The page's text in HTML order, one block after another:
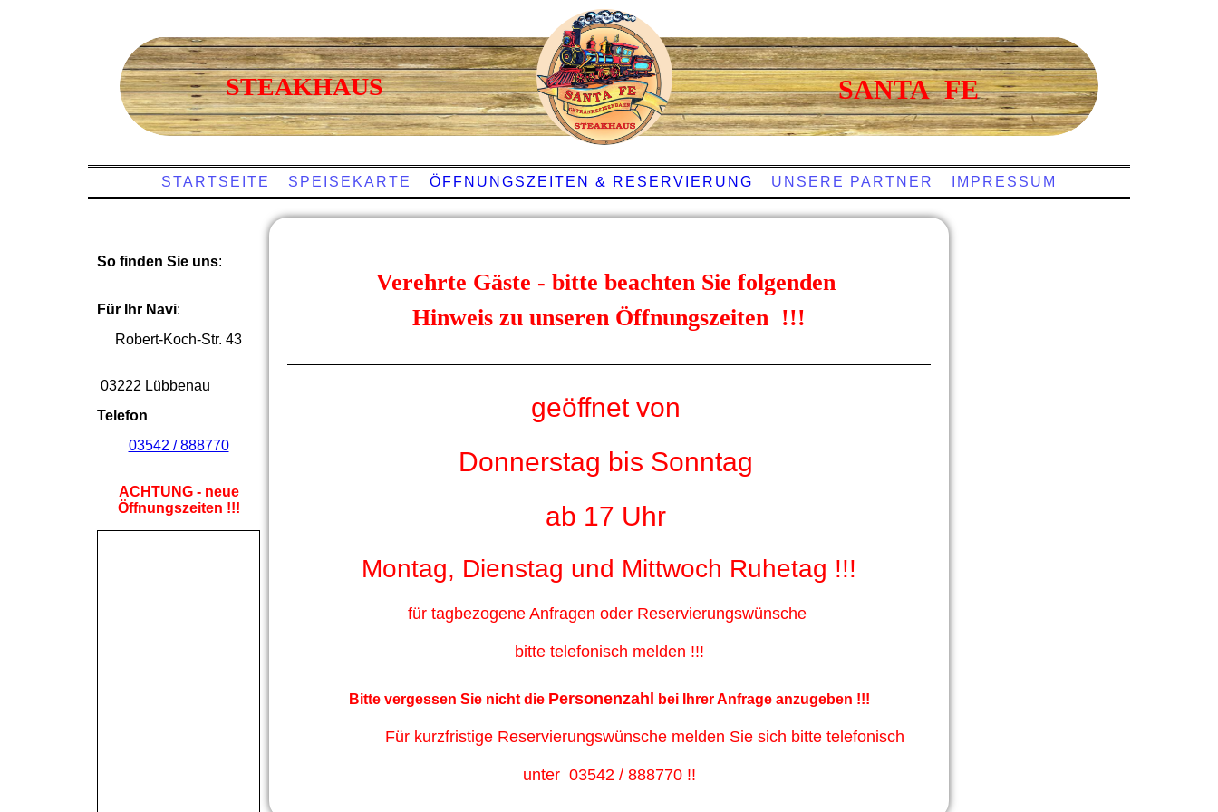
STEAKHAUS SANTA FE
STARTSEITE SPEISEKARTE ÖFFNUNGSZEITEN & RESERVIERUNG UNSERE PARTNER IMPRESSUM
Verehrte Gäste - bitte beachten Sie folgenden
Hinweis zu unseren Öffnungszeiten !!!
geöffnet von
Donnerstag bis Sonntag
ab 17 Uhr
Montag, Dienstag und Mittwoch Ruhetag !!!
für tagbezogene Anfragen oder Reservierungswünsche
bitte telefonisch melden !!!
Bitte vergessen Sie nicht die Personenzahl bei Ihrer Anfrage anzugeben !!!
Für kurzfristige Reservierungswünsche melden Sie sich bitte telefonisch
unter 03542 / 888770 !!
So finden Sie uns:
Für Ihr Navi:
Robert-Koch-Str. 43
03222 Lübbenau
Telefon
03542 / 888770
ACHTUNG - neue
Öffnungszeiten !!!